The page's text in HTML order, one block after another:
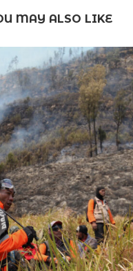
MAY ALSO LIKE